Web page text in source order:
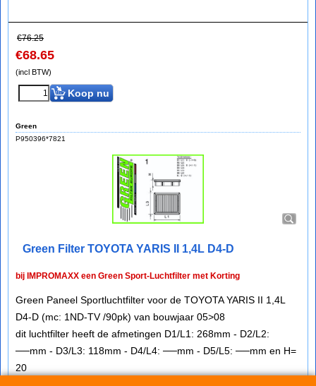
€76.25
€68.65
(incl BTW)
Koop nu
Green
P950396*7821
Green Filter TOYOTA YARIS II 1,4L D4-D
bij IMPROMAXX een Green Sport-Luchtfilter met Korting
Green Paneel Sportluchtfilter voor de TOYOTA YARIS II 1,4L
D4-D (mc: 1ND-TV /90pk) van bouwjaar 05>08
dit luchtfilter heeft de afmetingen D1/L1: 268mm - D2/L2:
──mm - D3/L3: 118mm - D4/L4: ──mm - D5/L5: ──mm en H=
20